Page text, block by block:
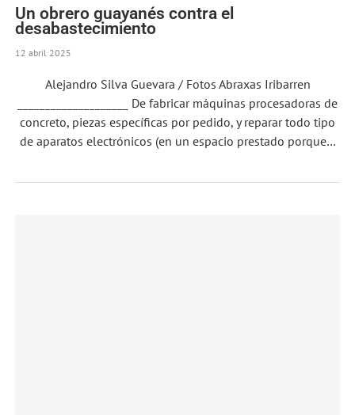
Un obrero guayanés contra el
desabastecimiento
12 abril 2025
Alejandro Silva Guevara / Fotos Abraxas Iribarren
____________________ De fabricar máquinas procesadoras de
concreto, piezas específicas por pedido, y reparar todo tipo
de aparatos electrónicos (en un espacio prestado porque…